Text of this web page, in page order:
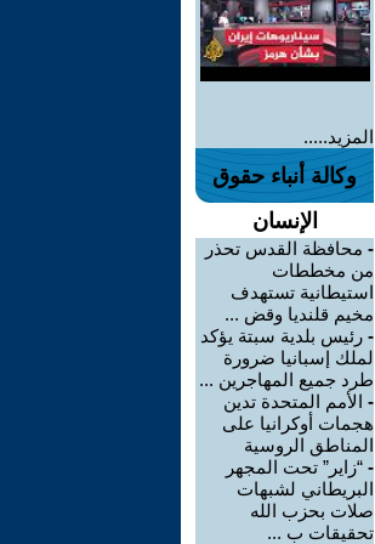
المزيد.....
وكالة أنباء حقوق
الإنسان
- محافظة القدس تحذر
من مخططات
استيطانية تستهدف
مخيم قلنديا وقض ...
- رئيس بلدية سبتة يؤكد
لملك إسبانيا ضرورة
طرد جميع المهاجرين ...
- الأمم المتحدة تدين
هجمات أوكرانيا على
المناطق الروسية
- “زاير” تحت المجهر
البريطاني لشبهات
صلات بحزب الله
تحقيقات ب ...